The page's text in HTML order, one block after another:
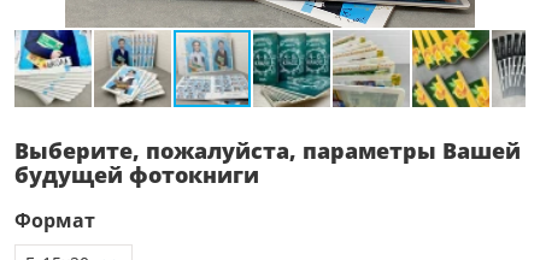
Выберите, пожалуйста, параметры Вашей
будущей фотокниги
Формат